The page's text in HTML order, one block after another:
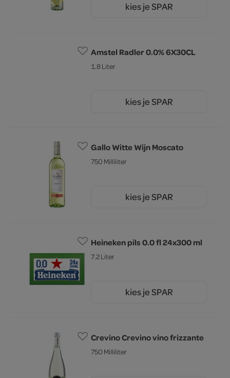
kies je SPAR
Amstel Radler 0.0% 6X30CL
1.8 Liter
kies je SPAR
Gallo Witte Wijn Moscato
750 Milliliter
kies je SPAR
Heineken pils 0.0 fl 24x300 ml
7.2 Liter
kies je SPAR
Crevino Crevino vino frizzante
750 Milliliter